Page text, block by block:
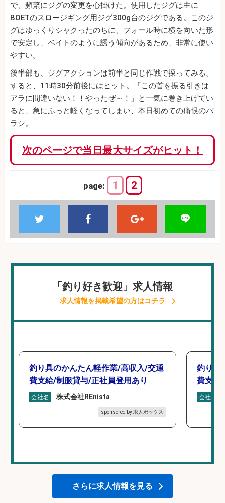
で、頻繁にジグの変更を心掛けた。使用したジグは主に
BOETのスロージギング用ジグ300g台のジグである。このジ
グはゆっくりシャクったのちに、フォール時に横を向いた形
で安定し、ベイトのように誘う傾向があるため、非常に使い
やすい。
後半部も、ジグアクションは前半と同じ作戦で探ってみる。
すると、11時30分前後にはヒット。「この首を振る引きは
アラに間違いない！！やったぜ～！」と一気に巻き上げてい
ると、急にふっと軽くなってしまい、本日初めての痛恨のバ
ラシ。
次のページで当日最大サイズがヒット！
page: 1 2
「釣り好き歓迎」求人情報
求人情報を掲載希望の方はコチラ
釣り具のかんたん軽作業/高収入/交通
費支給/制服貸与/正社員登用あり
会社名 株式会社REnista
sponsored by 求人ボックス
釣り具
費支給
会社名
さらに求人情報を見る